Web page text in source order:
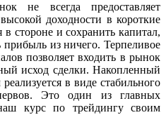
не всегда предоставляет
доходности в короткие
стороне и сохранить капитал,
из ничего. Терпеливое
позволяет входить в рынок
исход сделки. Накопленный
в виде стабильного
Это один из главных
курс по трейдингу своим